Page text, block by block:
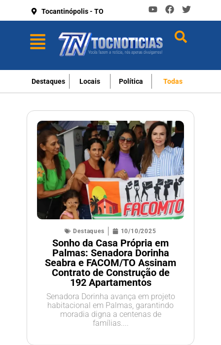
Tocantinópolis - TO
Destaques Locais Política Todas
Destaques 10/10/2025
Sonho da Casa Própria em
Palmas: Senadora Dorinha
Seabra e FACOM/TO Assinam
Contrato de Construção de
192 Apartamentos
Senadora Dorinha avança em projeto
habitacional em Palmas, garantindo
moradia digna a centenas de
famílias....